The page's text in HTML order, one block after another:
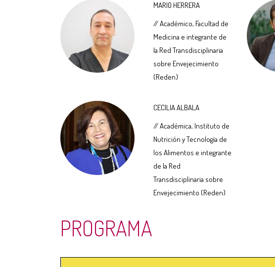
MARIO HERRERA
// Académico, Facultad de
Medicina e integrante de
la Red Transdisciplinaria
sobre Envejecimiento
(Reden)
CECILIA ALBALA
// Académica, Instituto de
Nutrición y Tecnología de
los Alimentos e integrante
de la Red
Transdisciplinaria sobre
Envejecimiento (Reden)
PROGRAMA